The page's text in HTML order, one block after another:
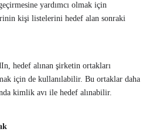
yardımcı olmak için
kişi listelerini hedef alan sonraki
hedef alınan şirketin ortakları
için de kullanılabilir. Bu ortaklar daha
kimlik avı ile hedef alınabilir.